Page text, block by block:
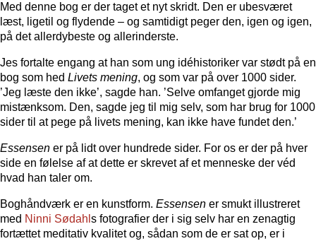
Med denne bog er der taget et nyt skridt. Den er ubesværet
læst, ligetil og flydende – og samtidigt peger den, igen og igen,
på det allerdybeste og allerinderste.
Jes fortalte engang at han som ung idéhistoriker var stødt på en
bog som hed Livets mening, og som var på over 1000 sider.
’Jeg læste den ikke’, sagde han. ’Selve omfanget gjorde mig
mistænksom. Den, sagde jeg til mig selv, som har brug for 1000
sider til at pege på livets mening, kan ikke have fundet den.’
Essensen er på lidt over hundrede sider. For os er der på hver
side en følelse af at dette er skrevet af et menneske der véd
hvad han taler om.
Boghåndværk er en kunstform. Essensen er smukt illustreret
med Ninni Sødahl s fotografier der i sig selv har en zenagtig
fortættet meditativ kvalitet og, sådan som de er sat op, er i